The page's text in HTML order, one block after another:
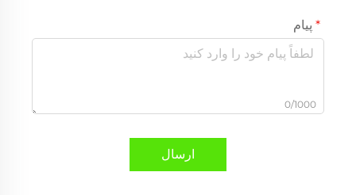
پیام
0/1000
ارسال